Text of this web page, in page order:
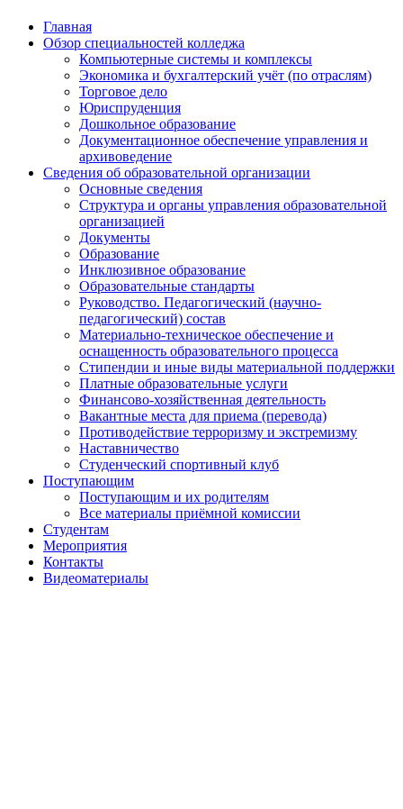
Главная
Обзор специальностей колледжа
Компьютерные системы и комплексы
Экономика и бухгалтерский учёт (по отраслям)
Торговое дело
Юриспруденция
Дошкольное образование
Документационное обеспечение управления и
архивоведение
Сведения об образовательной организации
Основные сведения
Структура и органы управления образовательной
организацией
Документы
Образование
Инклюзивное образование
Образовательные стандарты
Руководство. Педагогический (научно-
педагогический) состав
Материально-техническое обеспечение и
оснащенность образовательного процесса
Стипендии и иные виды материальной поддержки
Платные образовательные услуги
Финансово-хозяйственная деятельность
Вакантные места для приема (перевода)
Противодействие терроризму и экстремизму
Наставничество
Студенческий спортивный клуб
Поступающим
Поступающим и их родителям
Все материалы приёмной комиссии
Студентам
Мероприятия
Контакты
Видеоматериалы